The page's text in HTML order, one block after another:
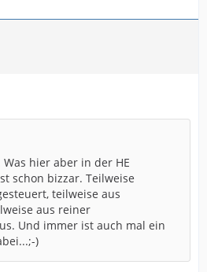
hier aber in der HE
schon bizzar. Teilweise
teilweise aus
aus reiner
Und immer ist auch mal ein
)